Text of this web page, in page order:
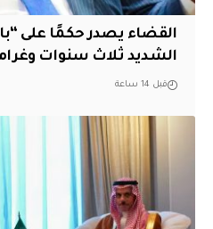
القضاء يصدر حكمًا على
الشديد ثلاث سنوات
قبل 14 ساعة